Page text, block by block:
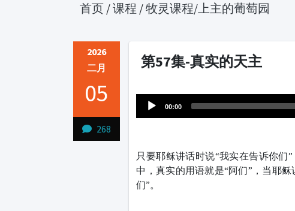
首页 /课程 /牧灵课程/上主的葡萄园
2026
二月
05
268
第57集-真实的天主
Player
00:00
只要耶稣讲话时说“我实在告诉你们
中，真实的用语就是“阿们”，当耶
们”。